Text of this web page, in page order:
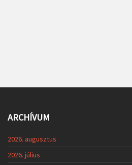
ARCHÍVUM
2026. augusztus
2026. július